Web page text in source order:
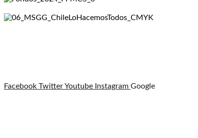
Facebook TwitterYoutube Instagram Google